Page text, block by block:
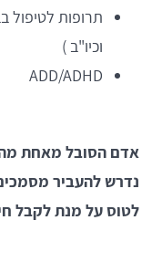
תרופות לטיפול
וכיו"ב )
ADD/ADHD
אדם הסובל מאחת
נדרש להעביר
לטוס על מנת לקבל